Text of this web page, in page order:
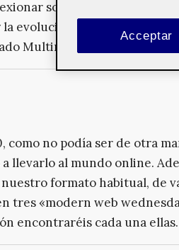
sobre más de veinte
evolución de las diferentes
Multimedia a distancia
como no podía ser de otra
llevarlo al mundo online.
formato habitual, de
tres «modern web
encontraréis cada una
Acceptar